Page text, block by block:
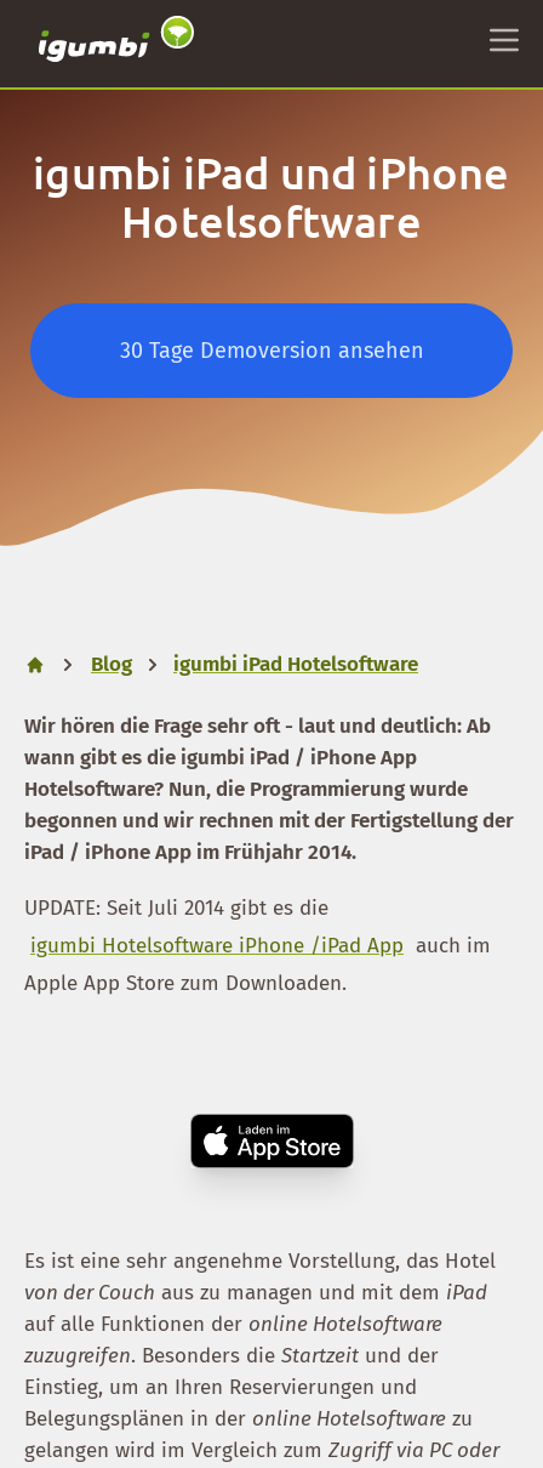
igumbi iPad und iPhone
Hotelsoftware
30 Tage Demoversion ansehen
Blog igumbi iPad Hotelsoftware
Wir hören die Frage sehr oft - laut und deutlich: Ab
wann gibt es die igumbi iPad / iPhone App
Hotelsoftware? Nun, die Programmierung wurde
begonnen und wir rechnen mit der Fertigstellung der
iPad / iPhone App im Frühjahr 2014.
UPDATE: Seit Juli 2014 gibt es die
igumbi Hotelsoftware iPhone /iPad App auch im
Apple App Store zum Downloaden.
Es ist eine sehr angenehme Vorstellung, das Hotel
von der Couch aus zu managen und mit dem iPad
auf alle Funktionen der online Hotelsoftware
zuzugreifen. Besonders die Startzeit und der
Einstieg, um an Ihren Reservierungen und
Belegungsplänen in der online Hotelsoftware zu
gelangen wird im Vergleich zum Zugriff via PC oder